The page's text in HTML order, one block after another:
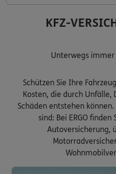
KFZ-
Unterwegs
Schützen Sie Ihre
Kosten, die durch Unfälle,
Schäden entstehen
sind: Bei ERGO finden
Autoversicherung,